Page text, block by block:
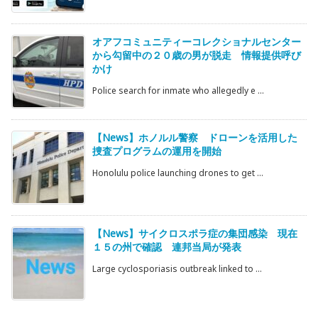
オアフコミュニティーコレクショナルセンター
から勾留中の２０歳の男が脱走 情報提供呼び
かけ
Police search for inmate who allegedly e ...
【News】ホノルル警察 ドローンを活用した
捜査プログラムの運用を開始
Honolulu police launching drones to get ...
【News】サイクロスポラ症の集団感染 現在
１５の州で確認 連邦当局が発表
Large cyclosporiasis outbreak linked to ...